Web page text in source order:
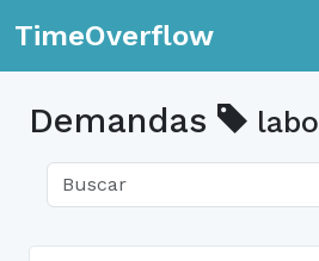
TimeOverflow
Demandas